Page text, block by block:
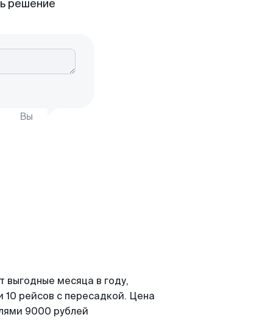
решение
Вы
выгодные месяца в году,
рейсов с пересадкой. Цена
9000 рублей